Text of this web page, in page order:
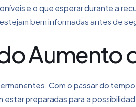
e o que esperar durante a
bem informadas antes de
Aumento
Com o passar do
preparadas para a